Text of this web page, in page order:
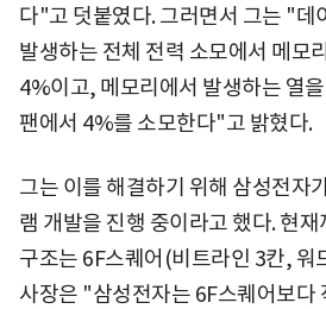
다"고 덧붙였다. 그러면서 그는 "데
발생하는 전체 전력 소모에서 메모
4%이고, 메모리에서 발생하는 열
팬에서 4%를 소모한다"고 밝혔다.
그는 이를 해결하기 위해 삼성전자
램 개발을 진행 중이라고 했다. 현
구조는 6F스퀘어(비트라인 3칸, 워
사장은 "삼성전자는 6F스퀘어보다